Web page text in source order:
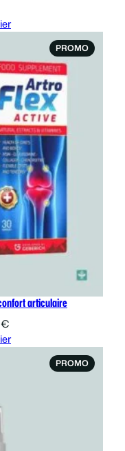
PROMO
EN
articulaire
€Le
prix
PROMO
EN